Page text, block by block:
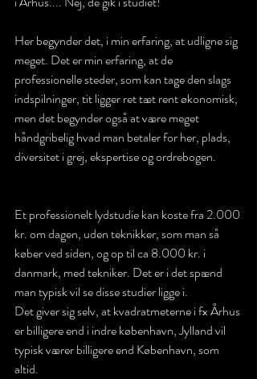
Her begynder det, i min erfaring, at udligne sig
meget. Det er min erfaring, at de
professionelle steder, som kan tage den slags
indspilninger, tit ligger ret tæt rent økonomisk,
men det begynder også at være meget
håndgribelig hvad man betaler for her, plads,
diversitet i grej, ekspertise og ordrebogen.
Et professionelt lydstudie kan koste fra 2.000
kr. om dagen, uden teknikker, som man så
køber ved siden, og op til ca 8.000 kr. i
danmark, med tekniker. Det er i det spænd
man typisk vil se disse studier ligge i.
Det giver sig selv, at kvadratmeterne i fx Århus
er billigere end i indre københavn, Jylland vil
typisk værer billigere end København, som
altid.